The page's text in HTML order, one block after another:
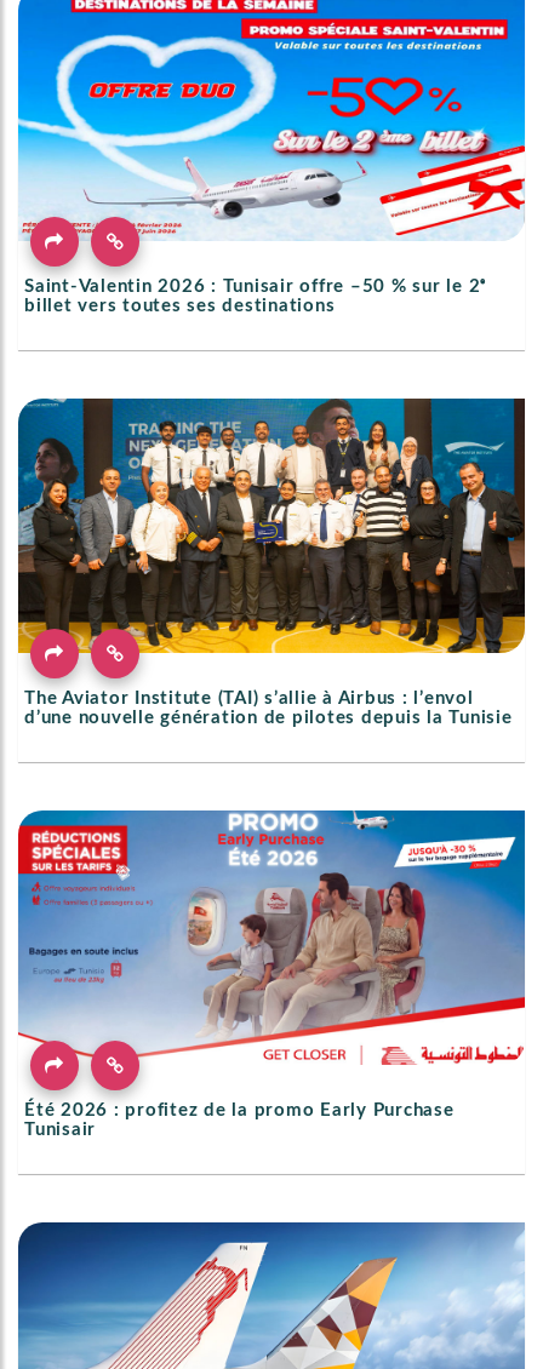
Saint-Valentin 2026 : Tunisair offre –50 % sur le 2ᵉ
billet vers toutes ses destinations
The Aviator Institute (TAI) s’allie à Airbus : l’envol
d’une nouvelle génération de pilotes depuis la Tunisie
Été 2026 : profitez de la promo Early Purchase
Tunisair